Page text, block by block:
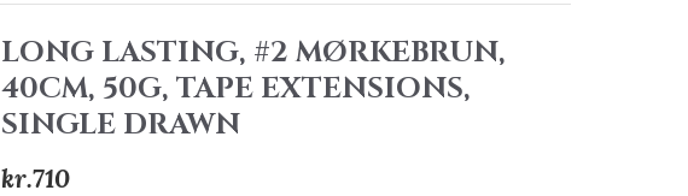
LONG LASTING, #2 MØRKEBRUN,
40CM, 50G, TAPE EXTENSIONS,
SINGLE DRAWN
kr.710